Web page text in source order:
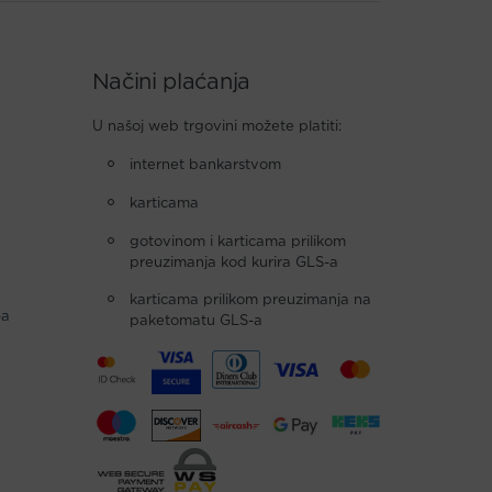
Načini plaćanja
U našoj web trgovini možete platiti:
internet bankarstvom
karticama
gotovinom i karticama prilikom
preuzimanja kod kurira GLS-a
karticama prilikom preuzimanja na
paketomatu GLS-a